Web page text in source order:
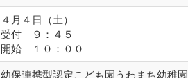
４月４日（土）
受付 ９：４５
開始 １０：００
幼保連携型認定こども園うわまち幼稚園